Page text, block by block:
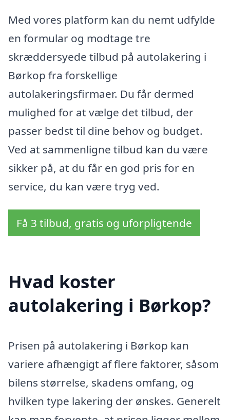
Med vores platform kan du nemt udfylde
en formular og modtage tre
skræddersyede tilbud på autolakering i
Børkop fra forskellige
autolakeringsfirmaer. Du får dermed
mulighed for at vælge det tilbud, der
passer bedst til dine behov og budget.
Ved at sammenligne tilbud kan du være
sikker på, at du får en god pris for en
service, du kan være tryg ved.
Få 3 tilbud, gratis og uforpligtende
Hvad koster
autolakering i Børkop?
Prisen på autolakering i Børkop kan
variere afhængigt af flere faktorer, såsom
bilens størrelse, skadens omfang, og
hvilken type lakering der ønskes. Generelt